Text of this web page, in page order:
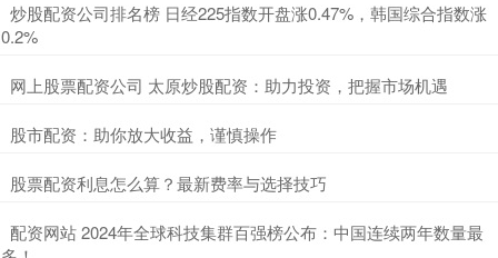
​炒股配资公司排名榜 日经225指数开盘涨0.47%，韩国综合指数涨
0.2%
​网上股票配资公司 太原炒股配资：助力投资，把握市场机遇
​股市配资：助你放大收益，谨慎操作
​股票配资利息怎么算？最新费率与选择技巧
​配资网站 2024年全球科技集群百强榜公布：中国连续两年数量最